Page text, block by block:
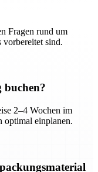
Fragen rund um
vorbereitet sind.
buchen?
2–4 Wochen im
optimal einplanen.